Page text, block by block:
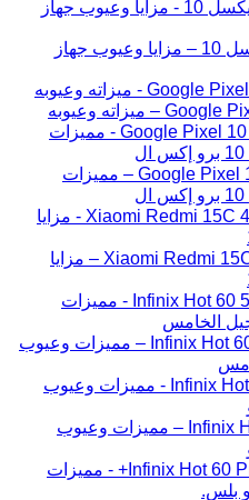
سعر ومواصفات جوجل بيكسل 10 – مزايا وعيوب جهاز
سعر ومواصفات Google Pixel 10 Pro XL – مميزات
سعر ومواصفات هاتف Xiaomi Redmi 15C 4G – مزايا
سعر ومواصفات هاتف Infinix Hot 60 5G – مميزات وعيوب
سعر ومواصفات Infinix Hot 60 Pro – مميزات وعيوب